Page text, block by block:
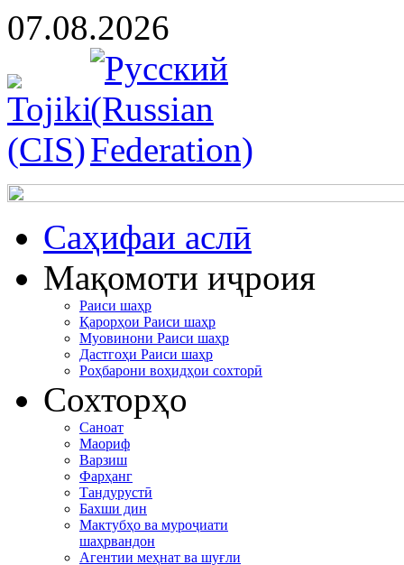
07.08.2026
Cаҳифаи аслӣ
Мақомоти иҷроия
Раиси шаҳр
Қарорҳои Раиси шаҳр
Муовинони Раиси шаҳр
Дастгоҳи Раиси шаҳр
Роҳбарони воҳидҳои сохторӣ
Сохторҳо
Саноат
Маориф
Варзиш
Фарҳанг
Тандурустӣ
Бахши дин
Мактубҳо ва муроҷиати
шаҳрвандон
Агентии меҳнат ва шуғли